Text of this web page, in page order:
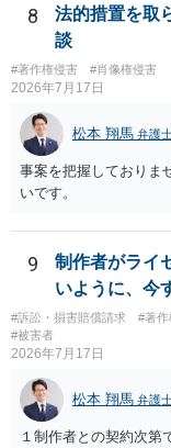
賠償金と8人分の従業
の計算がすべて損害
良いかと思います。ご
8
法的措置を取
談
#著作権侵害 #肖像権侵害
2026年7月17日
松本 翔馬 弁護
事案を把握しておりま
いです。
9
制作者がライ
いように、今
#訴訟・損害賠償請求 #著
#被害者
2026年7月17日
松本 翔馬 弁護
１制作者との契約次第